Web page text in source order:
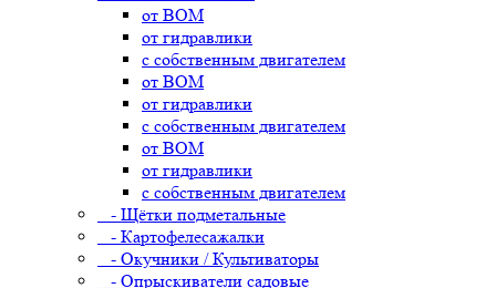
от ВОМ
от гидравлики
с собственным двигателем
от ВОМ
от гидравлики
с собственным двигателем
от ВОМ
от гидравлики
с собственным двигателем
- Щётки подметальные
- Картофелесажалки
- Окучники / Культиваторы
- Опрыскиватели садовые